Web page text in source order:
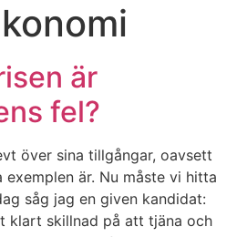
är
fel?
över sina tillgångar, oavsett
exemplen är. Nu måste vi hitta
såg jag en given kandidat:
klart skillnad på att tjäna och